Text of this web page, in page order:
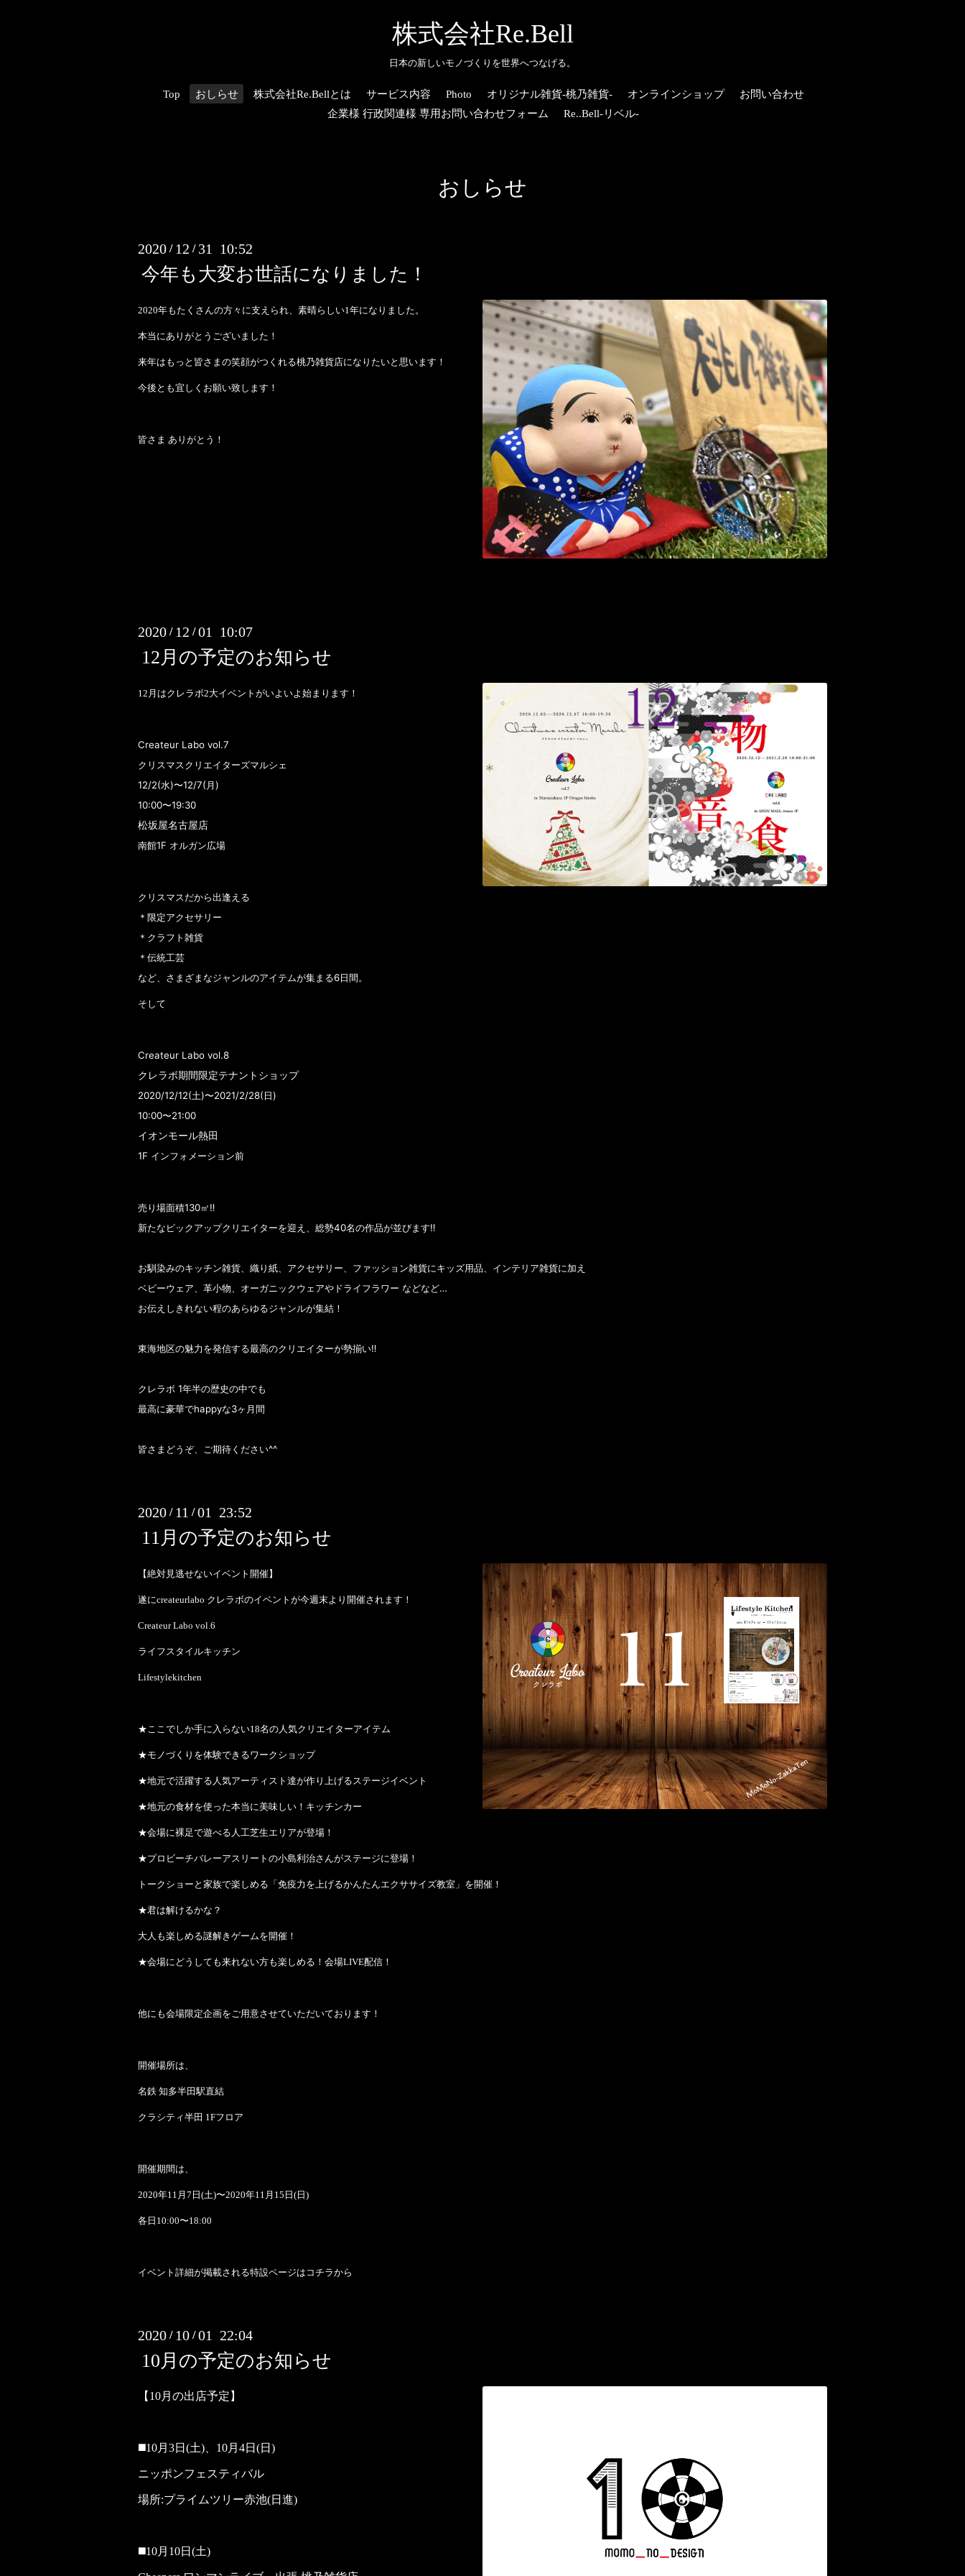
株式会社Re.Bell
日本の新しいモノづくりを世界へつなげる。
Top おしらせ 株式会社Re.Bellとは サービス内容 Photo オリジナル雑貨-桃乃雑貨- オンラインショップ
お問い合わせ
企業様 行政関連様 専用お問い合わせフォーム
Re..Bell-リベル-
おしらせ
2020 / 12 / 31 10:52
今年も大変お世話になりました！
2020年もたくさんの方々に支えられ、素晴らしい1年になりました。
本当にありがとうございました！
来年はもっと皆さまの笑顔がつくれる桃乃雑貨店になりたいと思います！
今後とも宜しくお願い致します！
皆さま ありがとう！
2020 / 12 /01 10:07
12月の予定のお知らせ
12月はクレラボ2大イベントがいよいよ始まります！
Createur Labo vol.7
クリスマスクリエイターズマルシェ
12/2(水)〜12/7(月)
10:00〜19:30
松坂屋名古屋店
南館1F オルガン広場
クリスマスだから出逢える
＊限定アクセサリー
＊クラフト雑貨
＊伝統工芸
など、さまざまなジャンルのアイテムが集まる6日間。
そして
Createur Labo vol.8
クレラボ期間限定テナントショップ
2020/12/12(土)〜2021/2/28(日)
10:00〜21:00
イオンモール熱田
1F インフォメーション前
売り場面積130㎡‼️
新たなピックアップクリエイターを迎え、総勢40名の作品が並びます‼️
お馴染みのキッチン雑貨、織り紙、アクセサリー、ファッション雑貨にキッズ用品、インテリア雑貨に加え
ベビーウェア、革小物、オーガニックウェアやドライフラワー などなど…
お伝えしきれない程のあらゆるジャンルが集結！
東海地区の魅力を発信する最高のクリエイターが勢揃い‼️
クレラボ 1年半の歴史の中でも
最高に豪華でhappyな3ヶ月間
皆さまどうぞ、ご期待ください^^
2020 / 11 /01 23:52
11月の予定のお知らせ
【絶対見逃せないイベント開催】
遂にcreateurlabo クレラボのイベントが今週末より開催されます！
Createur Labo vol.6
ライフスタイルキッチン
Lifestylekitchen
★ここでしか手に入らない18名の人気クリエイターアイテム
★モノづくりを体験できるワークショップ
★地元で活躍する人気アーティスト達が作り上げるステージイベント
★地元の食材を使った本当に美味しい！キッチンカー
★会場に裸足で遊べる人工芝生エリアが登場！
★プロビーチバレーアスリートの小島利治さんがステージに登場！
トークショーと家族で楽しめる「免疫力を上げるかんたんエクササイズ教室」を開催！
★君は解けるかな？
大人も楽しめる謎解きゲームを開催！
★会場にどうしても来れない方も楽しめる！会場LIVE配信！
他にも会場限定企画をご用意させていただいております！
開催場所は、
名鉄 知多半田駅直結
クラシティ半田 1Fフロア
開催期間は、
2020年11月7日(土)〜2020年11月15日(日)
各日10:00〜18:00
イベント詳細が掲載される特設ページはコチラから
2020 / 10 /01 22:04
10月の予定のお知らせ
【10月の出店予定】
◼️10月3日(土)、10月4日(日)
ニッポンフェスティバル
場所:プライムツリー赤池(日進)
◼️10月10日(土)